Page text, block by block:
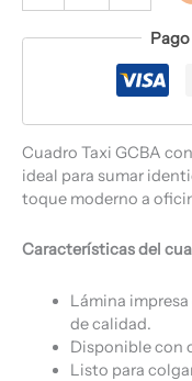
Cuadro Taxi GCBA
ideal para sumar
toque moderno a
Características del
Lámina
de calidad.
Disponible con
Listo para